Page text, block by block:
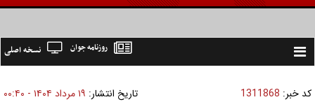
Toggle
نسخه اصلی روزنامه جوان
کد خبر: 1311868 تاریخ انتشار: ۱۹ مرداد ۱۴۰۴ - ۰۰:۴۰